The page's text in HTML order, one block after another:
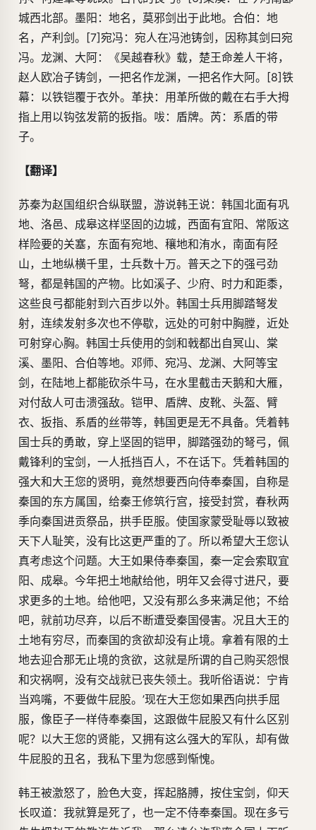
城西北部。墨阳：地名，莫邪剑出于此地。合伯：地
名，产利剑。[7]宛冯：宛人在冯池铸剑，因称其剑曰宛
冯。龙渊、大阿：《吴越春秋》载，楚王命差人干将，
赵人欧冶子铸剑，一把名作龙渊，一把名作大阿。[8]铁
幕：以铁铠覆于衣外。革抉：用革所做的戴在右手大拇
指上用以钩弦发箭的扳指。㕹：盾牌。芮：系盾的带
子。
【翻译】
苏秦为赵国组织合纵联盟，游说韩王说：韩国北面有巩
地、洛邑、成皋这样坚固的边城，西面有宜阳、常阪这
样险要的关塞，东面有宛地、穰地和洧水，南面有陉
山，土地纵横千里，士兵数十万。普天之下的强弓劲
弩，都是韩国的产物。比如溪子、少府、时力和距黍，
这些良弓都能射到六百步以外。韩国士兵用脚踏弩发
射，连续发射多次也不停歇，远处的可射中胸膛，近处
可射穿心胸。韩国士兵使用的剑和戟都出自冥山、棠
溪、墨阳、合伯等地。邓师、宛冯、龙渊、大阿等宝
剑，在陆地上都能砍杀牛马，在水里截击天鹅和大雁，
对付敌人可击溃强敌。铠甲、盾牌、皮靴、头盔、臂
衣、扳指、系盾的丝带等，韩国更是无不具备。凭着韩
国士兵的勇敢，穿上坚固的铠甲，脚踏强劲的弩弓，佩
戴锋利的宝剑，一人抵挡百人，不在话下。凭着韩国的
强大和大王您的贤明，竟然想要西向侍奉秦国，自称是
秦国的东方属国，给秦王修筑行宫，接受封赏，春秋两
季向秦国进贡祭品，拱手臣服。使国家蒙受耻辱以致被
天下人耻笑，没有比这更严重的了。所以希望大王您认
真考虑这个问题。大王如果侍奉秦国，秦一定会索取宜
阳、成皋。今年把土地献给他，明年又会得寸进尺，要
求更多的土地。给他吧，又没有那么多来满足他；不给
吧，就前功尽弃，以后不断遭受秦国侵害。况且大王的
土地有穷尽，而秦国的贪欲却没有止境。拿着有限的土
地去迎合那无止境的贪欲，这就是所谓的自己购买怨恨
和灾祸啊，没有交战就已丧失领土。我听俗语说：宁肯
当鸡嘴，不要做牛屁股。’现在大王您如果西向拱手屈
服，像臣子一样侍奉秦国，这跟做牛屁股又有什么区别
呢？以大王您的贤能，又拥有这么强大的军队，却有做
牛屁股的丑名，我私下里为您感到惭愧。
韩王被激怒了，脸色大变，挥起胳膊，按住宝剑，仰天
长叹道：我就算是死了，也一定不侍奉秦国。现在多亏